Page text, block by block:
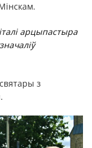
арцыпастыра
з